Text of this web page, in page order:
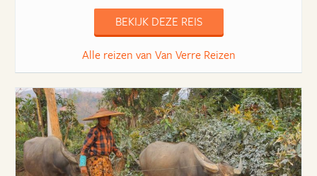
BEKIJK DEZE REIS
Alle reizen van Van Verre Reizen